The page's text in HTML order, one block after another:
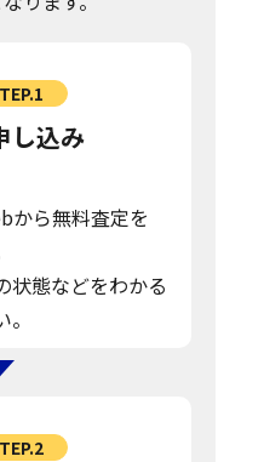
し込み
から無料査定を
状態などをわかる